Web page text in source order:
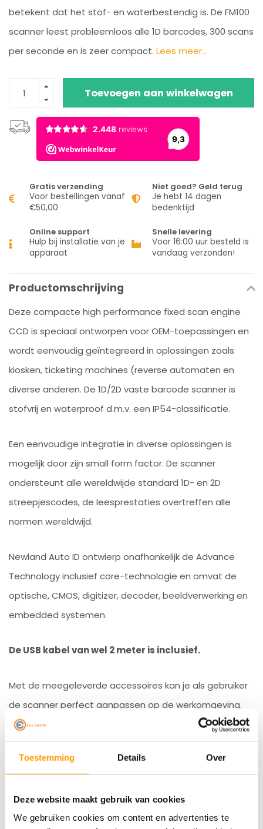
Toestemming Details Over
Deze website maakt gebruik van cookies
We gebruiken cookies om content en advertenties te
betekent dat het stof- en waterbestendig is. De FM100
scanner leest probleemloos alle 1D barcodes, 300 scans
per seconde en is zeer compact. Lees meer..
Toevoegen aan winkelwagen
Gratis verzending
Voor bestellingen vanaf
€50,00
Niet goed? Geld terug
Je hebt 14 dagen
bedenktijd
Online support
Hulp bij installatie van je
apparaat
Snelle levering
Voor 16:00 uur besteld is
vandaag verzonden!
Productomschrijving
Deze compacte high performance fixed scan engine
CCD is speciaal ontworpen voor OEM-toepassingen en
wordt eenvoudig geïntegreerd in oplossingen zoals
kiosken, ticketing machines (reverse automaten en
diverse anderen. De 1D/2D vaste barcode scanner is
stofvrij en waterproof d.m.v. een IP54-classificatie.
Een eenvoudige integratie in diverse oplossingen is
mogelijk door zijn small form factor. De scanner
ondersteunt alle wereldwijde standard 1D- en 2D
streepjescodes, de leesprestaties overtreffen alle
normen wereldwijd.
Newland Auto ID ontwierp onafhankelijk de Advance
Technology inclusief core-technologie en omvat de
optische, CMOS, digitizer, decoder, beeldverwerking en
embedded systemen.
De USB kabel van wel 2 meter is inclusief.
Met de meegeleverde accessoires kan je als gebruiker
de scanner perfect aanpassen op de werkomgeving.
Productcategorie:barcodescanners
Reviews
Gerelateerde producten